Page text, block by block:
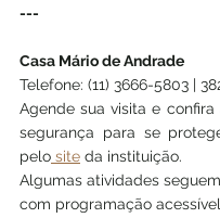
---
Casa Mário de Andrade
Telefone: (11) 3666-5803 |
Agende sua visita e
segurança para se
pelo site da instituição.
Algumas atividades
com programação